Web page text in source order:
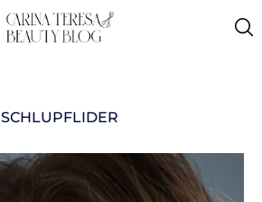
SCHLUPFLIDER